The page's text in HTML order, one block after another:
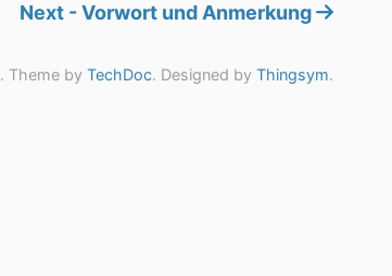
Next - Vorwort und Anmerkung
. Theme by TechDoc. Designed by Thingsym.